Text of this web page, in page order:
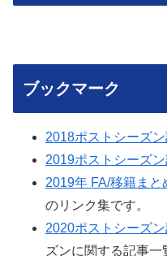
ブックマーク
2018ポストシーズ
2019ポストシーズ
2019年 FA/移籍まと
のリンク集です。
2020ポストシーズ
ズンに関する記事一